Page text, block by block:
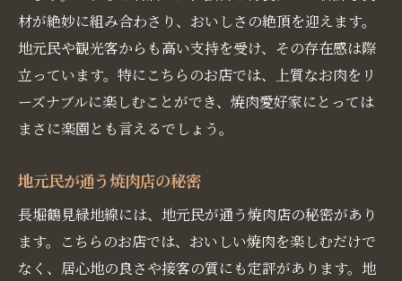
材が絶妙に組み合わさり、おいしさの絶頂を迎えます。
地元民や観光客からも高い支持を受け、その存在感は際
立っています。特にこちらのお店では、上質なお肉をリ
ーズナブルに楽しむことができ、焼肉愛好家にとっては
まさに楽園とも言えるでしょう。
地元民が通う焼肉店の秘密
長堀鶴見緑地線には、地元民が通う焼肉店の秘密があり
ます。こちらのお店では、おいしい焼肉を楽しむだけで
なく、居心地の良さや接客の質にも定評があります。地